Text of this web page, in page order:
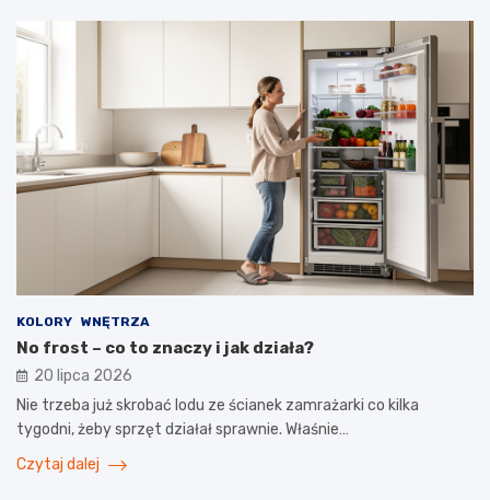
KOLORY WNĘTRZA
No frost – co to znaczy i jak działa?
20 lipca 2026
Nie trzeba już skrobać lodu ze ścianek zamrażarki co kilka
tygodni, żeby sprzęt działał sprawnie. Właśnie…
Czytaj dalej